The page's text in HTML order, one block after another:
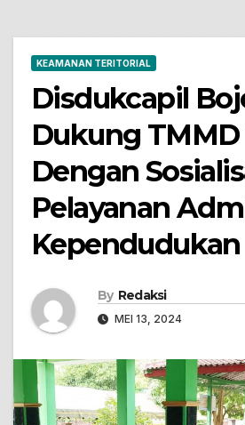
KEAMANAN TERITORIAL
Disdukcapil
Dukung TMMD
Dengan
Pelayanan
Kependudukan
By Redaksi
MEI 13, 2024